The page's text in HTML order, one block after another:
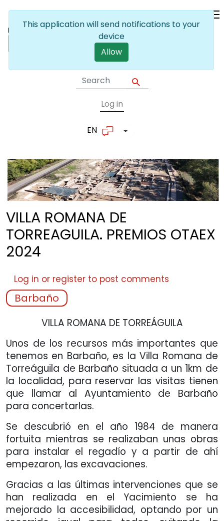
User account
Log in
EN List additional actions
VILLA ROMANA DE
TORREAGUILA. PREMIOS OTAEX
2024
Log in or register to post comments
Barbaño
VILLA ROMANA DE TORREÁGUILA
Unos de los recursos más importantes que
tenemos en Barbaño, es la Villa Romana de
Torreáguila de Barbaño situada a un 1km de
la localidad, para reservar las visitas tienen
que llamar al Ayuntamiento de Barbaño
para concertarlas.
Se descubrió en el año 1984 de manera
fortuita mientras se realizaban unas obras
para instalar el regadío y a partir de ahí
empezaron, las excavaciones.
Gracias a las últimas intervenciones que se
han realizada en el Yacimiento se ha
mejorado la accesibilidad, optando por un
This application will send notifications to your
device
Allow